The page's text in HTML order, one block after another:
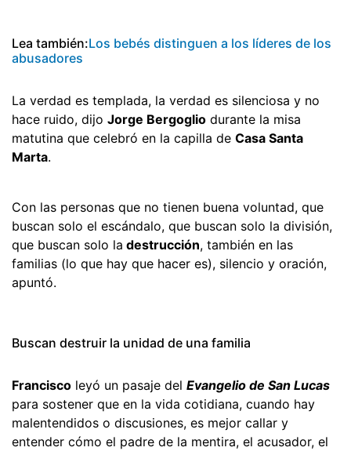
Lea también:Los bebés distinguen a los líderes de los
abusadores
La verdad es templada, la verdad es silenciosa y no
hace ruido, dijo Jorge Bergoglio durante la misa
matutina que celebró en la capilla de Casa Santa
Marta.
Con las personas que no tienen buena voluntad, que
buscan solo el escándalo, que buscan solo la división,
que buscan solo la destrucción, también en las
familias (lo que hay que hacer es), silencio y oración,
apuntó.
Buscan destruir la unidad de una familia
Francisco leyó un pasaje del Evangelio de San Lucas
para sostener que en la vida cotidiana, cuando hay
malentendidos o discusiones, es mejor callar y
entender cómo el padre de la mentira, el acusador, el